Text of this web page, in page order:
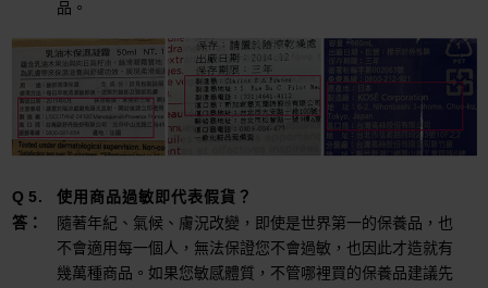
品。
使用商品過敏即代表假貨？
隨著年紀、氣候、膚況改變，即使是世界第一的保養品，也
不會適用每一個人，無法保證您不會過敏，也因此才造就有
幾萬種商品。如果您敏感體質，不管哪裡買的保養品建議先